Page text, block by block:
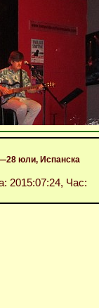
юли, Испанска
2015:07:24, Час: